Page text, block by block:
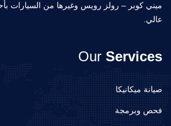
ميني كوبر – رولز رويس وغيرها من السيارات
عالي.
Our Services
صيانة ميكانيكا
فحص وبرمجة